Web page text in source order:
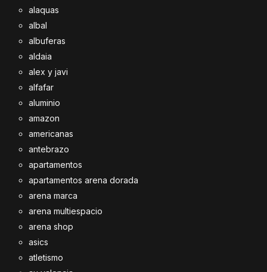
alaquas
albal
albuferas
aldaia
alex y javi
alfafar
aluminio
amazon
americanas
antebrazo
apartamentos
apartamentos arena dorada
arena marca
arena multiespacio
arena shop
asics
atletismo